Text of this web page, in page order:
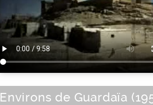
Environs de Guardaïa